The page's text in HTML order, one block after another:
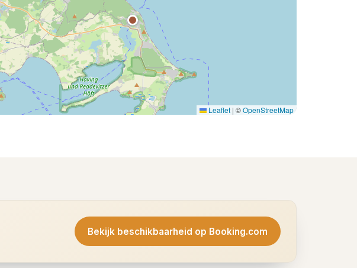
Leaflet | ©OpenStreetMap
Bekijk beschikbaarheid op Booking.com